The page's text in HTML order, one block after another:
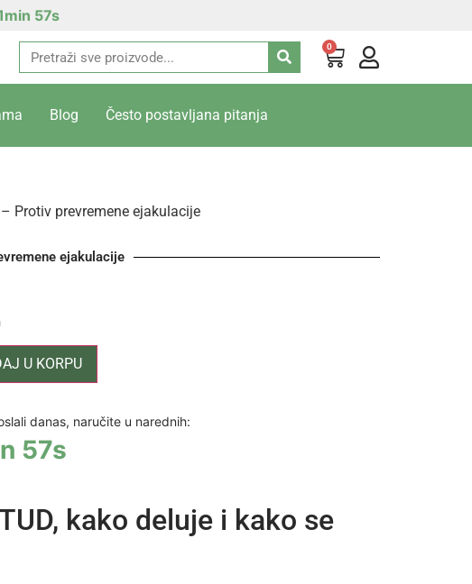
57s
0
Blog Često postavljana pitanja
Protiv prevremene ejakulacije
ejakulacije
U KORPU
danas, naručite u narednih:
57s
kako deluje i kako se